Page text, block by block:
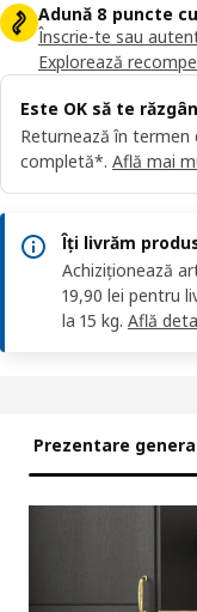
Adună 8 puncte cu
Înscrie-te sau
Explorează
Este OK să te
Returnează în termen
completă*. Află mai
Îți livrăm
Achiziționează
19,90 lei pentru
la 15 kg. Află
Prezentare